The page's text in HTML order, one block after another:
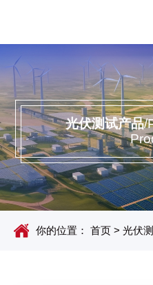
光伏测试产品/
你的位置： 首页 > 光伏